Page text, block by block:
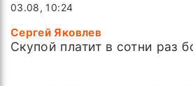
03.08, 10:24
Сергей Яковлев
Скупой платит в сотни раз